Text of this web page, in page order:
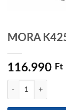
MORA
116.990 Ft
MORA K4255CW